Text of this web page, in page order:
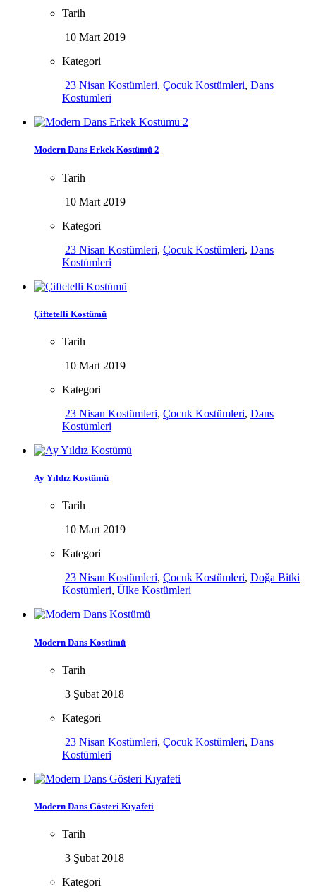
Tarih
10 Mart 2019
Kategori
23 Nisan Kostümleri, Çocuk Kostümleri, Dans
Kostümleri
Modern Dans Erkek Kostümü 2
Tarih
10 Mart 2019
Kategori
23 Nisan Kostümleri, Çocuk Kostümleri, Dans
Kostümleri
Çiftetelli Kostümü
Tarih
10 Mart 2019
Kategori
23 Nisan Kostümleri, Çocuk Kostümleri, Dans
Kostümleri
Ay Yıldız Kostümü
Tarih
10 Mart 2019
Kategori
23 Nisan Kostümleri, Çocuk Kostümleri, Doğa Bitki
Kostümleri, Ülke Kostümleri
Modern Dans Kostümü
Tarih
3 Şubat 2018
Kategori
23 Nisan Kostümleri, Çocuk Kostümleri, Dans
Kostümleri
Modern Dans Gösteri Kıyafeti
Tarih
3 Şubat 2018
Kategori